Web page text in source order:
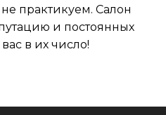
практикуем. Салон
и постоянных
в их число!